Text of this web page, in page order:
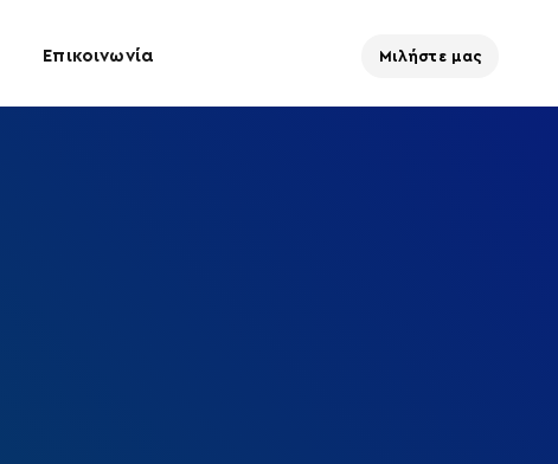
Επικοινωνία Μιλήστε μας